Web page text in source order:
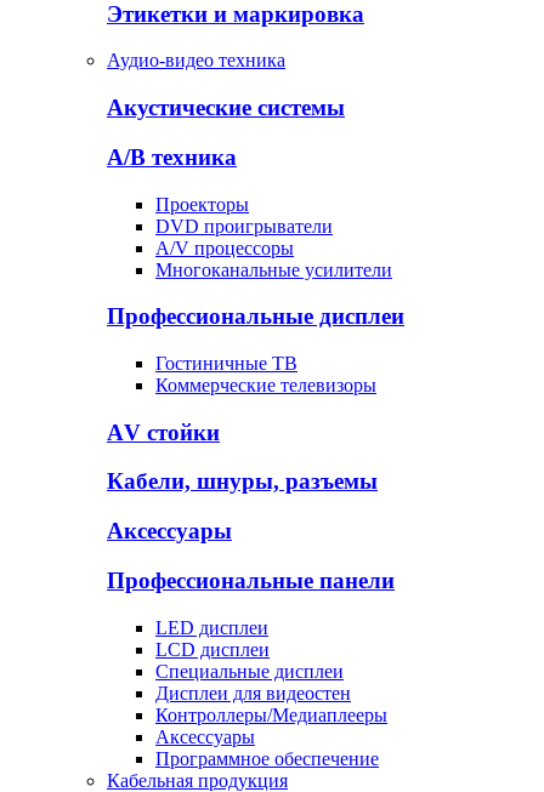
Этикетки и маркировка
Аудио-видео техника
Акустические системы
А/В техника
Проекторы
DVD проигрыватели
A/V процессоры
Многоканальные усилители
Профессиональные дисплеи
Гостиничные ТВ
Коммерческие телевизоры
АV стойки
Кабели, шнуры, разъемы
Аксессуары
Профессиональные панели
LED дисплеи
LCD дисплеи
Специальные дисплеи
Дисплеи для видеостен
Контроллеры/Медиаплееры
Аксессуары
Программное обеспечение
Кабельная продукция